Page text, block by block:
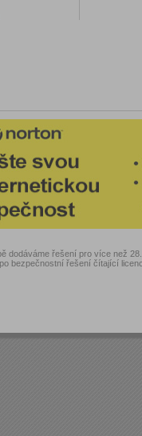
dodáváme řešení pro více než
bezpečnostní řešení čítající